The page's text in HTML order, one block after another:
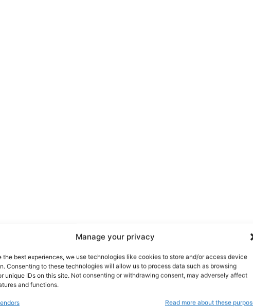
Manage your privacy
the best experiences, we use technologies like cookies to store and/or access device
Consenting to these technologies will allow us to process data such as browsing
unique IDs on this site. Not consenting or withdrawing consent, may adversely affect
and functions.
Read more about these
Geopolitica